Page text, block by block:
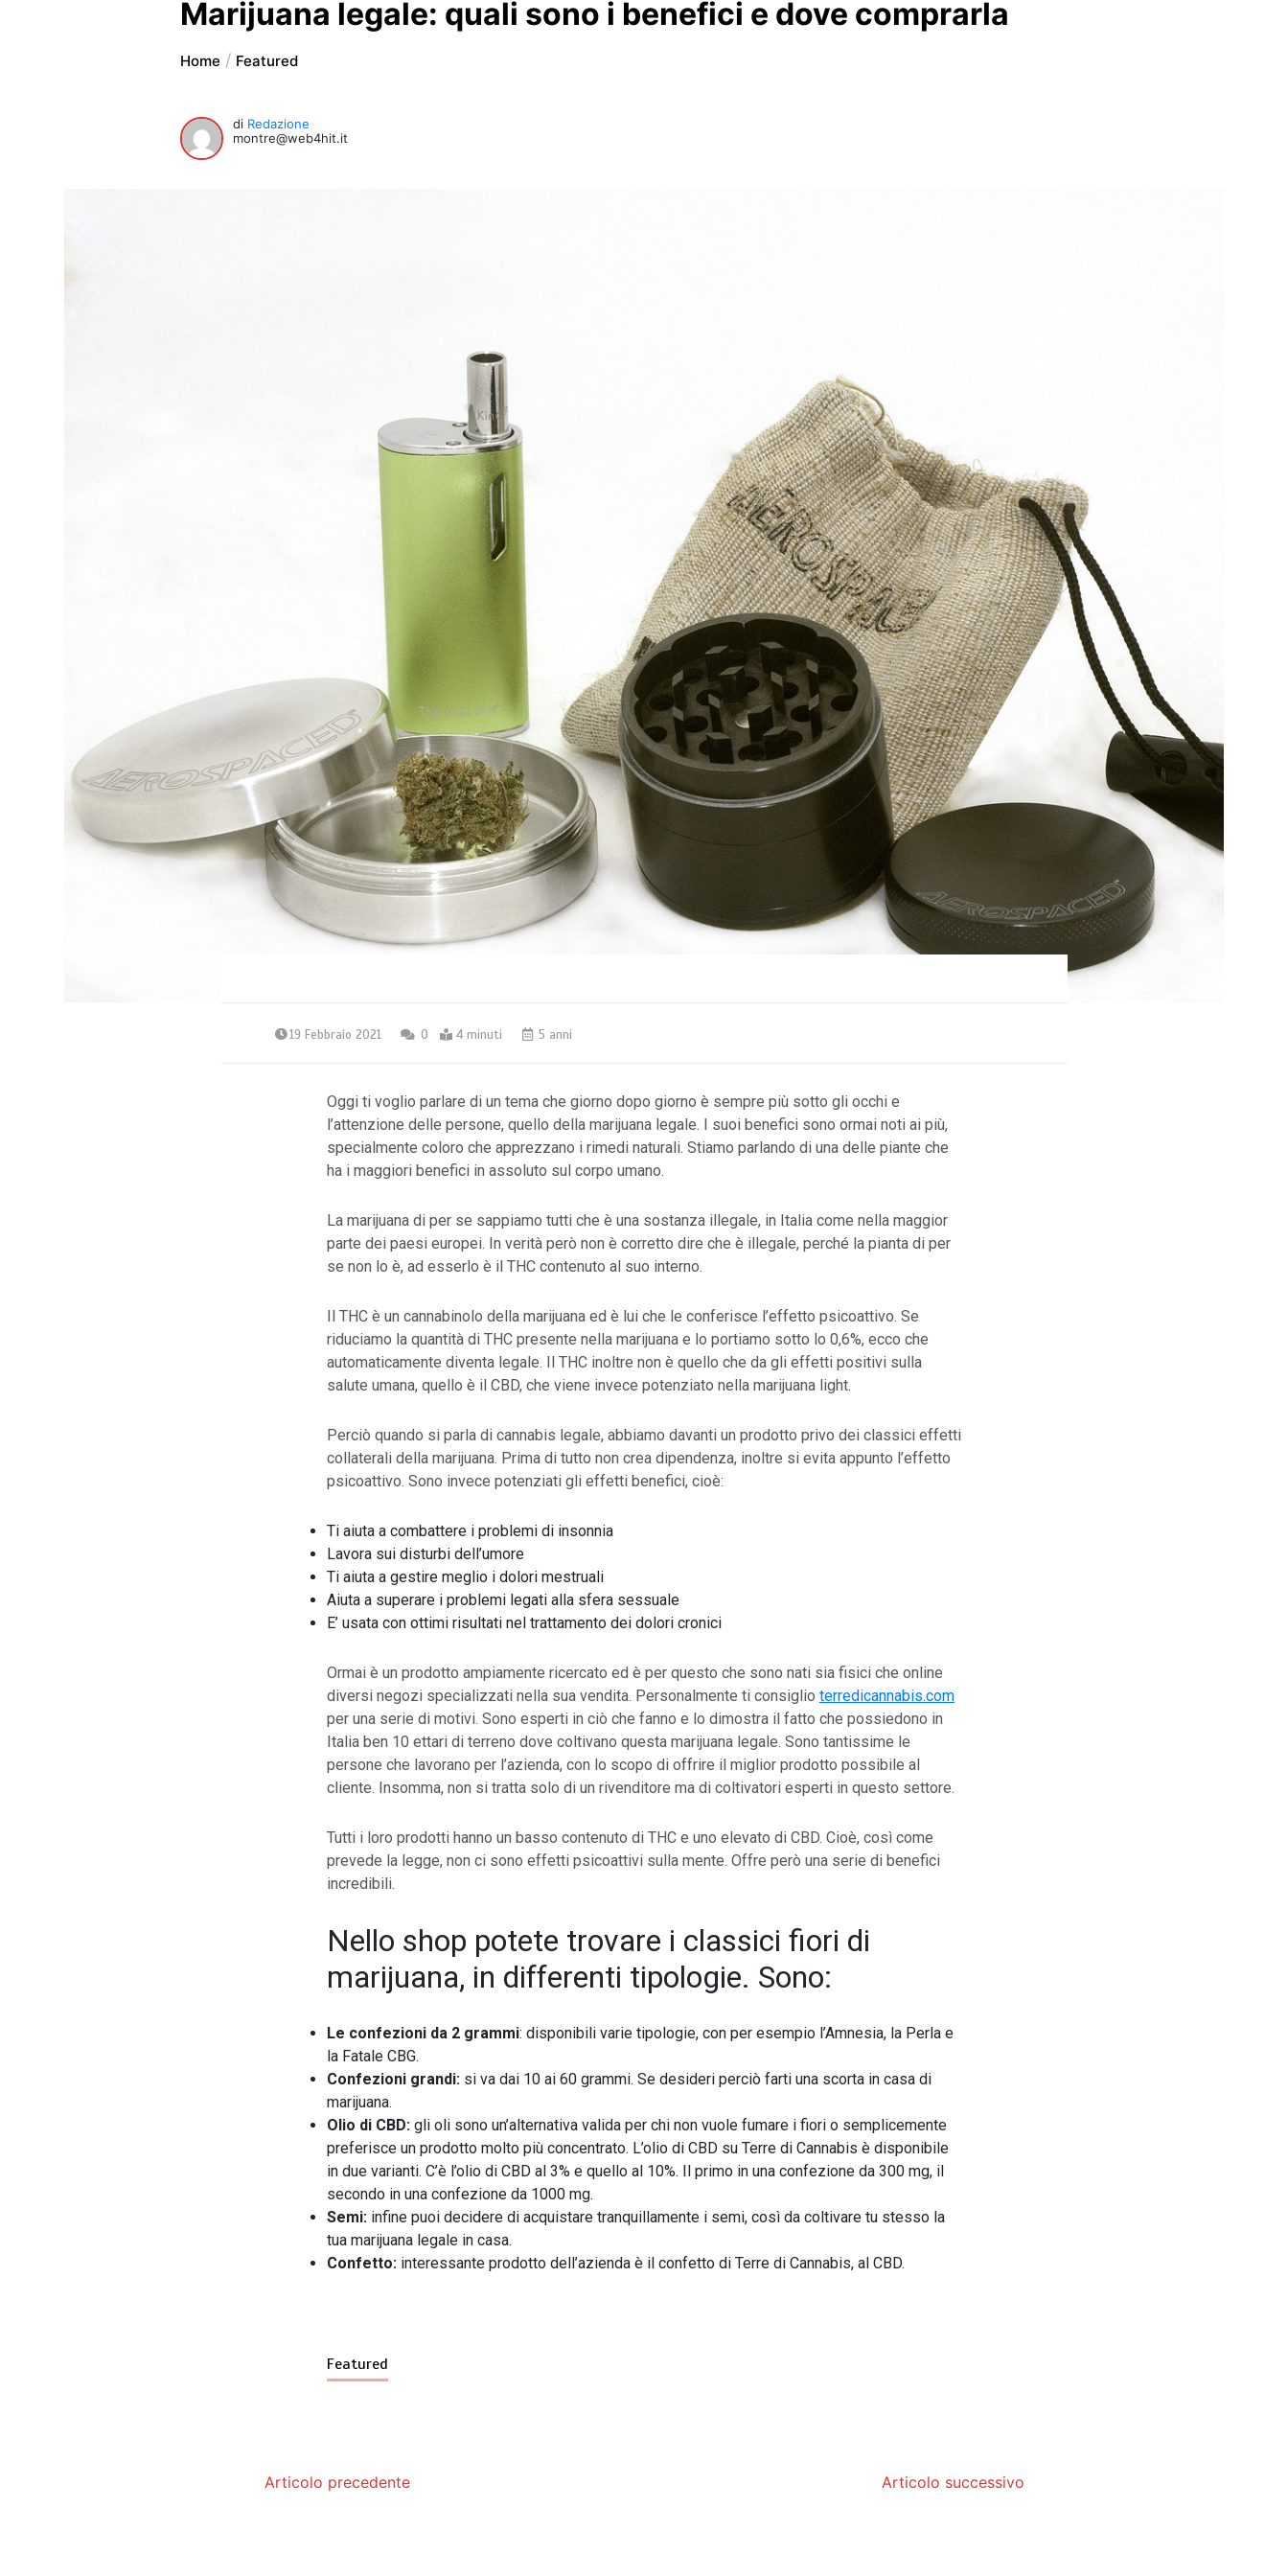
Marijuana legale: quali sono i benefici e dove comprarla
Home Featured
di Redazione
montre@web4hit.it
19 Febbraio 2021 0 4 minuti 5 anni
Oggi ti voglio parlare di un tema che giorno dopo giorno è sempre più sotto gli occhi e
l’attenzione delle persone, quello della marijuana legale. I suoi benefici sono ormai noti ai più,
specialmente coloro che apprezzano i rimedi naturali. Stiamo parlando di una delle piante che
ha i maggiori benefici in assoluto sul corpo umano.
La marijuana di per se sappiamo tutti che è una sostanza illegale, in Italia come nella maggior
parte dei paesi europei. In verità però non è corretto dire che è illegale, perché la pianta di per
se non lo è, ad esserlo è il THC contenuto al suo interno.
Il THC è un cannabinolo della marijuana ed è lui che le conferisce l’effetto psicoattivo. Se
riduciamo la quantità di THC presente nella marijuana e lo portiamo sotto lo 0,6%, ecco che
automaticamente diventa legale. Il THC inoltre non è quello che da gli effetti positivi sulla
salute umana, quello è il CBD, che viene invece potenziato nella marijuana light.
Perciò quando si parla di cannabis legale, abbiamo davanti un prodotto privo dei classici effetti
collaterali della marijuana. Prima di tutto non crea dipendenza, inoltre si evita appunto l’effetto
psicoattivo. Sono invece potenziati gli effetti benefici, cioè:
Ti aiuta a combattere i problemi di insonnia
Lavora sui disturbi dell’umore
Ti aiuta a gestire meglio i dolori mestruali
Aiuta a superare i problemi legati alla sfera sessuale
E’ usata con ottimi risultati nel trattamento dei dolori cronici
Ormai è un prodotto ampiamente ricercato ed è per questo che sono nati sia fisici che online
diversi negozi specializzati nella sua vendita. Personalmente ti consiglio terredicannabis.com
per una serie di motivi. Sono esperti in ciò che fanno e lo dimostra il fatto che possiedono in
Italia ben 10 ettari di terreno dove coltivano questa marijuana legale. Sono tantissime le
persone che lavorano per l’azienda, con lo scopo di offrire il miglior prodotto possibile al
cliente. Insomma, non si tratta solo di un rivenditore ma di coltivatori esperti in questo settore.
Tutti i loro prodotti hanno un basso contenuto di THC e uno elevato di CBD. Cioè, così come
prevede la legge, non ci sono effetti psicoattivi sulla mente. Offre però una serie di benefici
incredibili.
Nello shop potete trovare i classici fiori di
marijuana, in differenti tipologie. Sono:
Le confezioni da 2 grammi: disponibili varie tipologie, con per esempio l’Amnesia, la Perla e
la Fatale CBG.
Confezioni grandi:si va dai 10 ai 60 grammi. Se desideri perciò farti una scorta in casa di
marijuana.
Olio di CBD:gli oli sono un’alternativa valida per chi non vuole fumare i fiori o semplicemente
preferisce un prodotto molto più concentrato. L’olio di CBD su Terre di Cannabis è disponibile
in due varianti. C’è l’olio di CBD al 3% e quello al 10%. Il primo in una confezione da 300 mg, il
secondo in una confezione da 1000 mg.
Semi: infine puoi decidere di acquistare tranquillamente i semi, così da coltivare tu stesso la
tua marijuana legale in casa.
Confetto:interessante prodotto dell’azienda è il confetto di Terre di Cannabis, al CBD.
Featured
Articolo precedente Articolo successivo